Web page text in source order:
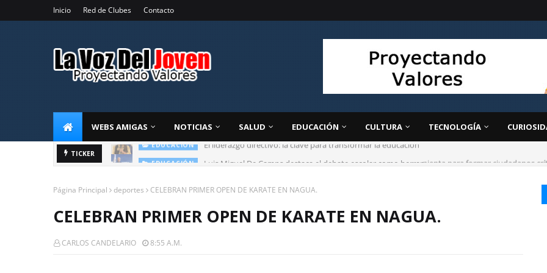
Inicio Red de Clubes Contacto
WEBS AMIGAS NOTICIAS SALUD EDUCACIÓN CULTURA TECNOLOGÍA
TICKER Luis Miguel De Camps destaca el debate escolar como herramienta para formar ciudadanos
Página Principal deportes CELEBRAN PRIMER OPEN DE KARATE EN NAGUA.
CELEBRAN PRIMER OPEN DE KARATE EN NAGUA.
CARLOS CANDELARIO 8:55 A.m.